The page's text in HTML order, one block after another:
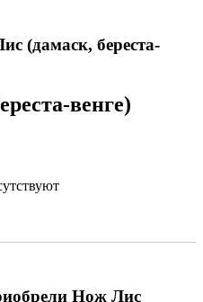
(дамаск, береста-
венге)
Нож Лис